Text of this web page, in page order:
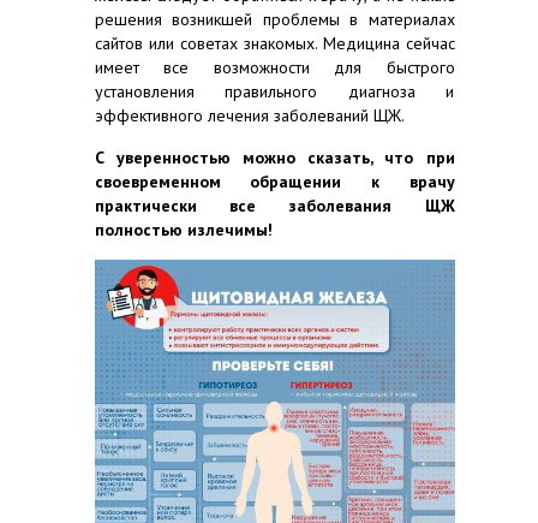
решения возникшей проблемы в материалах
сайтов или советах знакомых. Медицина сейчас
имеет все возможности для быстрого
установления правильного диагноза и
эффективного лечения заболеваний ЩЖ.
С уверенностью можно сказать, что при
своевременном обращении к врачу
практически все заболевания ЩЖ
полностью излечимы!